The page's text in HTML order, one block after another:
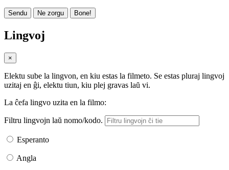
Sendu Ne zorgu Bone!
Lingvoj
×
Elektu sube la lingvon, en kiu estas la filmeto. Se estas pluraj lingvoj
uzitaj en ĝi, elektu tiun, kiu plej gravas laŭ vi.
La ĉefa lingvo uzita en la filmo:
Filtru lingvojn laŭ nomo/kodo.
Esperanto
Angla